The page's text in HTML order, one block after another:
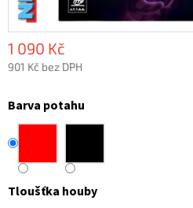
1 090 Kč
901 Kč bez DPH
cena:
Barva potahu
Tloušťka houby